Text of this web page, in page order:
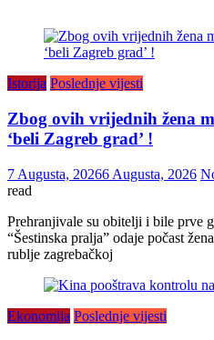
Istorija Poslednje vijesti
Zbog ovih vrijednih žena
‘beli Zagreb grad’ !
7 Augusta, 20266 Augusta, 2026
read
Prehranjivale su obitelji i bile prve
“Šestinska pralja” odaje počast
rublje zagrebačkoj
Ekonomija Poslednje vijesti